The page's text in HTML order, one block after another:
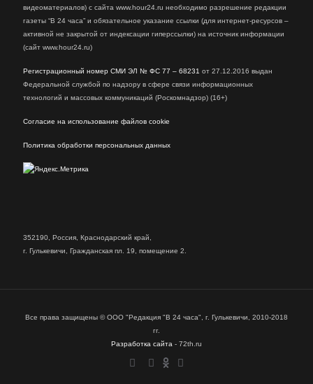
видеоматериалов) с сайта www.hour24.ru необходимо разрешение редакции
газеты “В 24 часа” и обязательное указание ссылки (для интернет-ресурсов –
активной не закрытой от индексации гиперссылки) на источник информации
(сайт www.hour24.ru)
Регистрационный номер СМИ ЭЛ № ФС 77 – 68231 от 27.12.2016 выдан
Федеральной службой по надзору в сфере связи информационных
технологий и массовых коммуникаций (Роскомнадзор) (16+)
Согласие на использование файлов cookie
Политика обработки персональных данных
352190, Россия, Краснодарский край,
г. Гулькевичи, Гражданская пл. 19, помещение 2.
Все права защищены © ООО "Редакция "В 24 часа", г. Гулькевичи, 2010-2018
гг.
Разработка сайта - 72th.ru